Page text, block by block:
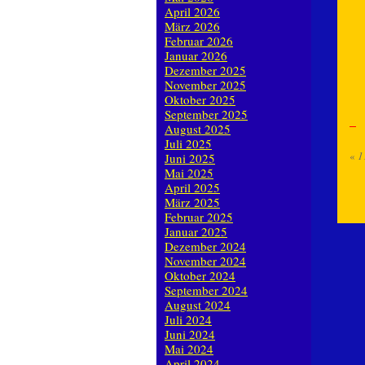
«
April 2026
März 2026
Februar 2026
Januar 2026
Dezember 2025
November 2025
Oktober 2025
September 2025
August 2025
Juli 2025
Juni 2025
Mai 2025
April 2025
März 2025
Februar 2025
Januar 2025
Dezember 2024
November 2024
Oktober 2024
September 2024
August 2024
Juli 2024
Juni 2024
Mai 2024